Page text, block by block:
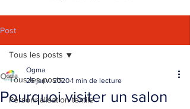
Post
Tous les posts
Personnalisation textile
Tous les posts
Pourquoi visiter un salon
Ogma
26 janv. 2020 1 min de lecture